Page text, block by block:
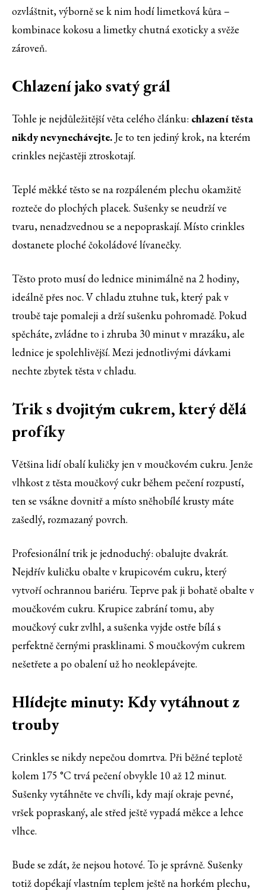
ozvláštnit, výborně se k nim hodí limetková kůra –
kombinace kokosu a limetky chutná exoticky a svěže
zároveň.
Chlazení jako svatý grál
Tohle je nejdůležitější věta celého článku: chlazení těsta
nikdy nevynechávejte. Je to ten jediný krok, na kterém
crinkles nejčastěji ztroskotají.
Teplé měkké těsto se na rozpáleném plechu okamžitě
rozteče do plochých placek. Sušenky se neudrží ve
tvaru, nenadzvednou se a nepopraskají. Místo crinkles
dostanete ploché čokoládové lívanečky.
Těsto proto musí do lednice minimálně na 2 hodiny,
ideálně přes noc. V chladu ztuhne tuk, který pak v
troubě taje pomaleji a drží sušenku pohromadě. Pokud
spěcháte, zvládne to i zhruba 30 minut v mrazáku, ale
lednice je spolehlivější. Mezi jednotlivými dávkami
nechte zbytek těsta v chladu.
Trik s dvojitým cukrem, který dělá
profíky
Většina lidí obalí kuličky jen v moučkovém cukru. Jenže
vlhkost z těsta moučkový cukr během pečení rozpustí,
ten se vsákne dovnitř a místo sněhobílé krusty máte
zašedlý, rozmazaný povrch.
Profesionální trik je jednoduchý: obalujte dvakrát.
Nejdřív kuličku obalte v krupicovém cukru, který
vytvoří ochrannou bariéru. Teprve pak ji bohatě obalte v
moučkovém cukru. Krupice zabrání tomu, aby
moučkový cukr zvlhl, a sušenka vyjde ostře bílá s
perfektně černými prasklinami. S moučkovým cukrem
nešetřete a po obalení už ho neoklepávejte.
Hlídejte minuty: Kdy vytáhnout z
trouby
Crinkles se nikdy nepečou domrtva. Při běžné teplotě
kolem 175 °C trvá pečení obvykle 10 až 12 minut.
Sušenky vytáhněte ve chvíli, kdy mají okraje pevné,
vršek popraskaný, ale střed ještě vypadá měkce a lehce
vlhce.
Bude se zdát, že nejsou hotové. To je správně. Sušenky
totiž dopékají vlastním teplem ještě na horkém plechu,